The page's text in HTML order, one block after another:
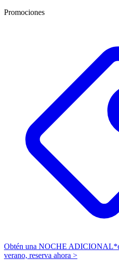
Promociones
Obtén una NOCHE ADICIONAL*
verano, reserva ahora >